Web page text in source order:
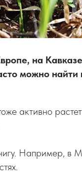
на
можно найти
активно
Например, в